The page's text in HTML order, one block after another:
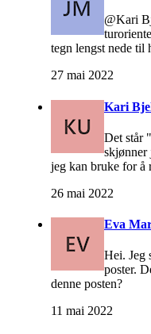
@Kari
tegn lengst nede til
27 mai 2022
Kari
Det står
skjønner
jeg kan bruke for å
26 mai 2022
Eva
Hei. Jeg
poster.
denne posten?
11 mai 2022